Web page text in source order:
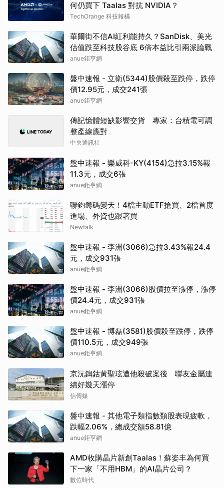
何仍買下 Taalas 對抗 NVIDIA？
TechOrange 科技報橘
華爾街不信AI紅利能持久？SanDisk、美光
估值跌至科技股谷底 6倍本益比引兩派論戰
anue鉅亨網
盤中速報 - 立衛(5344)股價殺至跌停，跌停
價12.95元，成交241張
anue鉅亨網
傳記憶體短缺影響交貨 專家：台積電可調
整產線應對
中央通訊社
盤中速報 - 樂威科-KY(4154)急拉3.15%報
11.3元，成交6張
anue鉅亨網
聯鈞籌碼變天！4檔主動ETF搶買、2檔首度
進場、外資也跟著買
Newtalk
盤中速報 - 李洲(3066)急拉3.43%報24.4
元，成交931張
anue鉅亨網
盤中速報 - 李洲(3066)股價拉至漲停，漲停
價24.4元，成交931張
anue鉅亨網
盤中速報 - 博磊(3581)股價殺至跌停，跌停
價110.5元，成交949張
anue鉅亨網
京沅鎢鈷黃聖玹遭他殺破案後 聯友金屬連
續好幾天漲停
信傳媒
盤中速報 - 其他電子類指數類股表現疲軟，
跌幅2.06%，總成交額58.81億
anue鉅亨網
AMD收購晶片新創Taalas！蘇姿丰為何買
下一家「不用HBM」的AI晶片公司？
數位時代